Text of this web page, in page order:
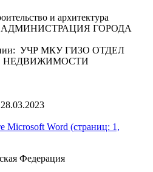
и архитектура
ГОРОДА
УЧР МКУ ГИЗО ОТДЕЛ
НЕДВИЖИМОСТИ
Microsoft Word (страниц: 1,
Федерация